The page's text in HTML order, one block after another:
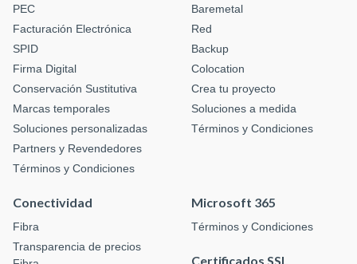
PEC
Facturación Electrónica
SPID
Firma Digital
Conservación Sustitutiva
Marcas temporales
Soluciones personalizadas
Partners y Revendedores
Términos y Condiciones
Baremetal
Red
Backup
Colocation
Crea tu proyecto
Soluciones a medida
Términos y Condiciones
Conectividad
Fibra
Transparencia de precios
Microsoft 365
Términos y Condiciones
Certificados SSL